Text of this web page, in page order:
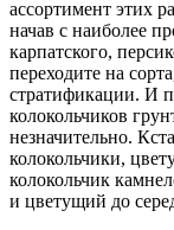
ассортимент этих
начав с наиболее
карпатского,
переходите на
стратификации. И
колокольчиков
незначительно.
колокольчики,
колокольчик
и цветущий до